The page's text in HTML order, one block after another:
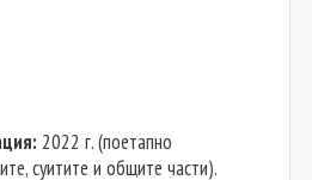
2022 г. (поетапно
суитите и общите части).